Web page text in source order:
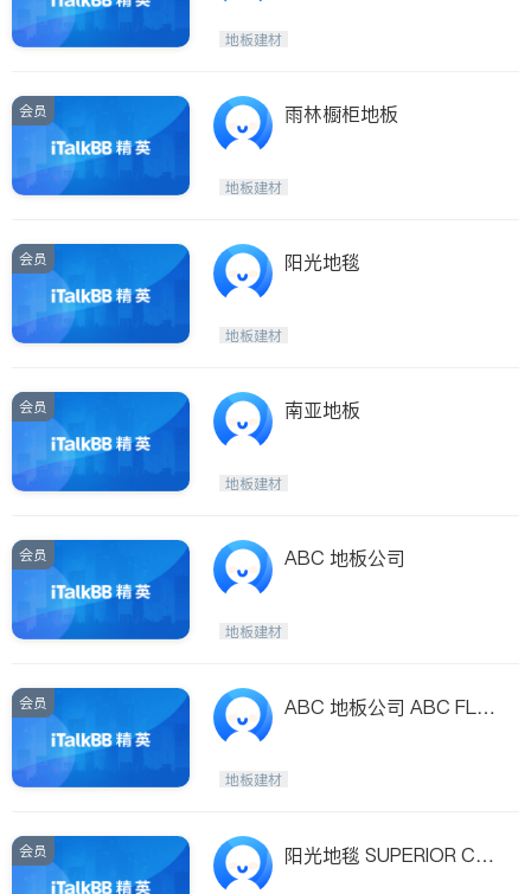
ties
Inyo & San Bernardino
Riverside
Santa Barbara & Monterey
地板建材
会员 雨林橱柜地板
地板建材
会员 阳光地毯
地板建材
会员 南亚地板
地板建材
会员 ABC 地板公司
地板建材
会员
ABC 地板公司 ABC FLO
地板建材
会员
阳光地毯 SUPERIOR CA